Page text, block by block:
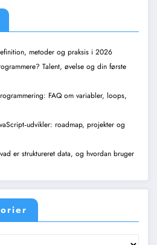
metoder og praksis i 2026
Talent, øvelse og din første
FAQ om variabler, loops,
roadmap, projekter og
er struktureret data, og hvordan bruger